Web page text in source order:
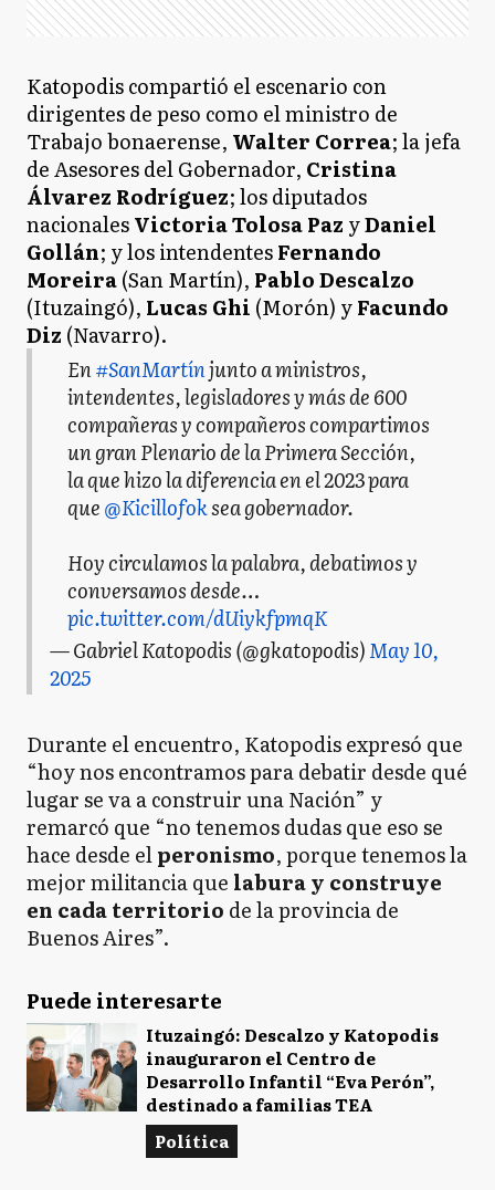
Katopodis compartió el escenario con
dirigentes de peso como el ministro de
Trabajo bonaerense, Walter Correa; la jefa
de Asesores del Gobernador, Cristina
Álvarez Rodríguez; los diputados
nacionalesVictoria Tolosa Paz yDaniel
Gollán; y los intendentesFernando
Moreira(San Martín), Pablo Descalzo
(Ituzaingó), Lucas Ghi (Morón) yFacundo
Diz (Navarro).
En#SanMartínjunto a ministros,
intendentes, legisladores y más de 600
compañeras y compañeros compartimos
un gran Plenario de la Primera Sección,
la que hizo la diferencia en el 2023 para
que@Kicillofoksea gobernador.
Hoy circulamos la palabra, debatimos y
conversamos desde…
pic.twitter.com/dUiykfpmqK
— Gabriel Katopodis (@gkatopodis)May 10,
2025
Durante el encuentro, Katopodis expresó que
“hoy nos encontramos para debatir desde qué
lugar se va a construir una Nación” y
remarcó que “no tenemos dudas que eso se
hace desde elperonismo, porque tenemos la
mejor militancia que labura y construye
en cada territorio de la provincia de
Buenos Aires”.
Puede interesarte
Ituzaingó: Descalzo y Katopodis
inauguraron el Centro de
Desarrollo Infantil “Eva Perón”,
destinado a familias TEA
Política